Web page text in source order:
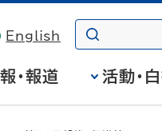
English
・報道 活動・